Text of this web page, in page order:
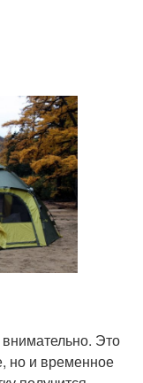
Это
но и временное